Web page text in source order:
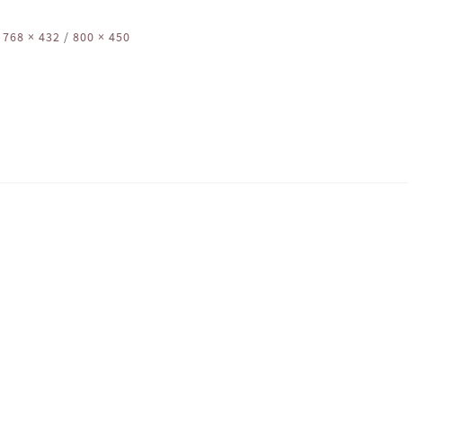
768 × 432 / 800 × 450